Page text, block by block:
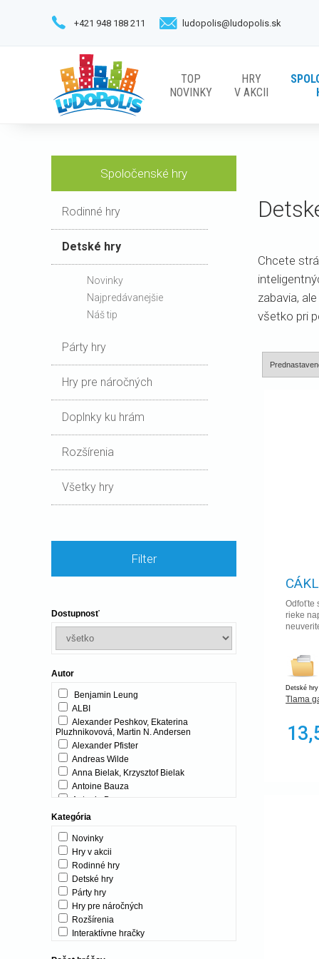
TOP
NOVINKY
HRY
V AKCII
+421 948 188 211 ludopolis@ludopolis.sk
Chcete
zabavia,
všetko pri
Odfoťte
rieke
Detské hry
Tlama
Spoločenské hry
Rodinné hry
Detské hry
Novinky
Najpredávanejšie
Náš tip
Párty hry
Hry pre náročných
Doplnky ku hrám
Rozšírenia
Všetky hry
Filter
Dostupnosť
Autor
Benjamin Leung
ALBI
Alexander Peshkov, Ekaterina
Pluzhnikovová, Martin N. Andersen
Alexander Pfister
Andreas Wilde
Anna Bielak, Krzysztof Bielak
Antoine Bauza
Antonin Boccara
Asger Harding Granerud, Daniel Skjold
Pedersen
Aureliano Buonfino, Lorenzo Silva,
Lorenzo Tucci Sorrentino
Baptiste Derrez, Marc-Antoine Doyon
Bonaparte
Bruno Cathala
Clémentine Beauvais, Dave Neale
Darwin Castle & Robert Dougherty
David Cicurel
Djeco
Kategória
Novinky
Hry v akcii
Rodinné hry
Detské hry
Párty hry
Hry pre náročných
Rozšírenia
Interaktívne hračky